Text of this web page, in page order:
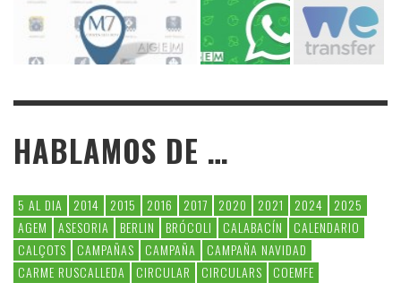
HABLAMOS DE …
5 AL DIA 2014 2015 2016 2017 2020 2021 2024
2025
AGEM
ASESORIA BERLIN BRÓCOLI CALABACÍN
CALENDARIO
CALÇOTS
CAMPAÑAS CAMPAÑA
CAMPAÑA NAVIDAD
CARME RUSCALLEDA
CIRCULAR CIRCULARS
COEMFE